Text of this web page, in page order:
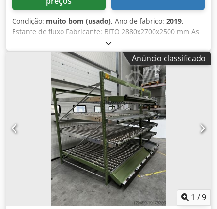
Condição: muito bom (usado), Ano de fabrico: 2019,
Estante de fluxo Fabricante: BITO 2880x2700x2500 mm As
estantes de fluxo são divididas em níveis de fluxo
levemente inclinados e são projetadas para o
fornecimento de mercadorias segundo o princípio FIFO
(First-in-First-out). As estantes são abastecidas pela parte
traseira e as mercadorias deslizam sobre roletes de
plástico até o lado oposto, de onde podem ser retiradas
conforme necessário. Vantagens: - Permite alta
performance de picking Chsdpfowwugtjx Aafea - Evita
tempos mortos devido à falta de reposição - Ideal para
itens de alta e média rotatividade - Frequência de retirada
cinco vezes maior em comparação com estantes
convencionais Temos vários tamanhos em estoque! Entre
em contato comigo caso tenha interesse.
Anúncio classificado
1 /9